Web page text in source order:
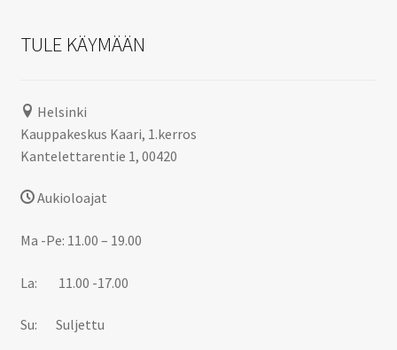
TULE KÄYMÄÄN
Helsinki
Kauppakeskus Kaari, 1.kerros
Kantelettarentie 1, 00420
Aukioloajat
Ma -Pe: 11.00 – 19.00
La: 11.00 -17.00
Su: Suljettu